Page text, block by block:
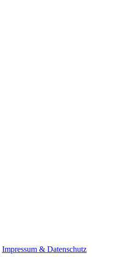
Impressum & Datenschutz